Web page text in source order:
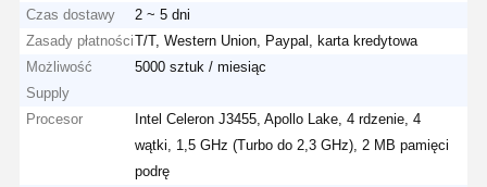
Czas dostawy
2 ~ 5 dni
Zasady płatnościT/T, Western Union, Paypal, karta kredytowa
Możliwość
Supply
5000 sztuk / miesiąc
Procesor
Intel Celeron J3455, Apollo Lake, 4 rdzenie, 4
wątki, 1,5 GHz (Turbo do 2,3 GHz), 2 MB pamięci
podrę